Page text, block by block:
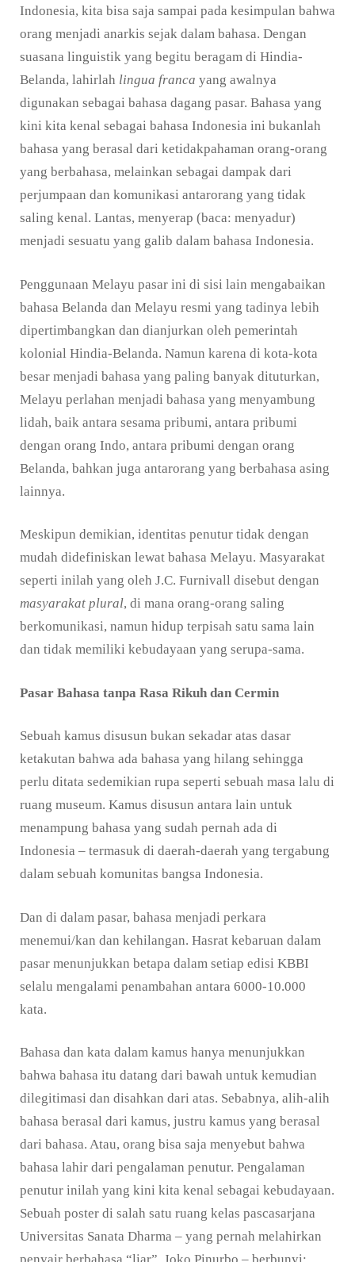
Indonesia, kita bisa saja sampai pada kesimpulan bahwa
orang menjadi anarkis sejak dalam bahasa. Dengan
suasana linguistik yang begitu beragam di Hindia-
Belanda, lahirlah lingua franca yang awalnya
digunakan sebagai bahasa dagang pasar. Bahasa yang
kini kita kenal sebagai bahasa Indonesia ini bukanlah
bahasa yang berasal dari ketidakpahaman orang-orang
yang berbahasa, melainkan sebagai dampak dari
perjumpaan dan komunikasi antarorang yang tidak
saling kenal. Lantas, menyerap (baca: menyadur)
menjadi sesuatu yang galib dalam bahasa Indonesia.
Penggunaan Melayu pasar ini di sisi lain mengabaikan
bahasa Belanda dan Melayu resmi yang tadinya lebih
dipertimbangkan dan dianjurkan oleh pemerintah
kolonial Hindia-Belanda. Namun karena di kota-kota
besar menjadi bahasa yang paling banyak dituturkan,
Melayu perlahan menjadi bahasa yang menyambung
lidah, baik antara sesama pribumi, antara pribumi
dengan orang Indo, antara pribumi dengan orang
Belanda, bahkan juga antarorang yang berbahasa asing
lainnya.
Meskipun demikian, identitas penutur tidak dengan
mudah didefiniskan lewat bahasa Melayu. Masyarakat
seperti inilah yang oleh J.C. Furnivall disebut dengan
masyarakat plural, di mana orang-orang saling
berkomunikasi, namun hidup terpisah satu sama lain
dan tidak memiliki kebudayaan yang serupa-sama.
Pasar Bahasa tanpa Rasa Rikuh dan Cermin
Sebuah kamus disusun bukan sekadar atas dasar
ketakutan bahwa ada bahasa yang hilang sehingga
perlu ditata sedemikian rupa seperti sebuah masa lalu di
ruang museum. Kamus disusun antara lain untuk
menampung bahasa yang sudah pernah ada di
Indonesia – termasuk di daerah-daerah yang tergabung
dalam sebuah komunitas bangsa Indonesia.
Dan di dalam pasar, bahasa menjadi perkara
menemui/kan dan kehilangan. Hasrat kebaruan dalam
pasar menunjukkan betapa dalam setiap edisi KBBI
selalu mengalami penambahan antara 6000-10.000
kata.
Bahasa dan kata dalam kamus hanya menunjukkan
bahwa bahasa itu datang dari bawah untuk kemudian
dilegitimasi dan disahkan dari atas. Sebabnya, alih-alih
bahasa berasal dari kamus, justru kamus yang berasal
dari bahasa. Atau, orang bisa saja menyebut bahwa
bahasa lahir dari pengalaman penutur. Pengalaman
penutur inilah yang kini kita kenal sebagai kebudayaan.
Sebuah poster di salah satu ruang kelas pascasarjana
Universitas Sanata Dharma – yang pernah melahirkan